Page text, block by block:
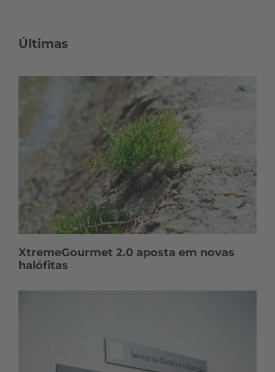
Últimas
XtremeGourmet 2.0 aposta em novas
halófitas